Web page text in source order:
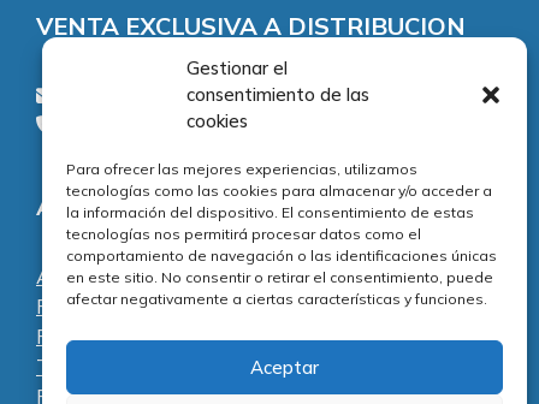
Gestionar el
consentimiento de las
cookies
Para ofrecer las mejores experiencias, utilizamos
tecnologías como las cookies para almacenar y/o acceder a
la información del dispositivo. El consentimiento de estas
tecnologías nos permitirá procesar datos como el
comportamiento de navegación o las identificaciones únicas
en este sitio. No consentir o retirar el consentimiento, puede
afectar negativamente a ciertas características y funciones.
Aceptar
VENTA EXCLUSIVA A DISTRIBUCION
consultas@piezasypartes.es
Tel.: 91 811 73 02
Adecuación normativa
Aviso legal
Política de privacidad
Política de cookies
Términos y condiciones
Preguntas frecuentes